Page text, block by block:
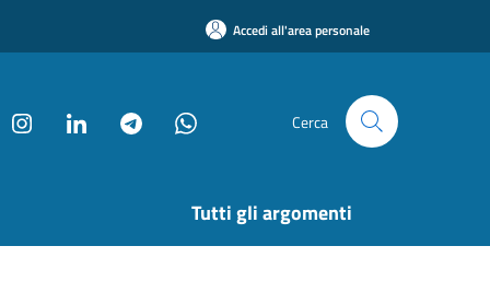
Accedi all'area personale
Cerca
Tutti gli argomenti